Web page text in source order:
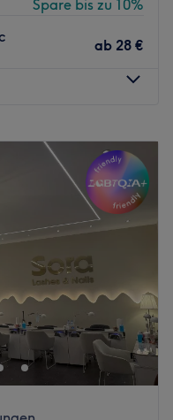
Spare bis zu 10%
ab 28 €
09:00
19:30
09:00
19:30
09:00–19:30
19:30
09:00
18:00
Geschlossen
Programm und allerlei
Genau die
in Berlin. Ob
oder
– hier ist für jedes